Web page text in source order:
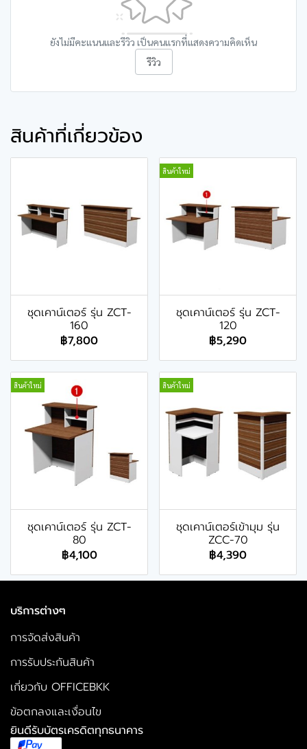
ยังไม่มีคะแนนและรีวิว เป็นคนแรกที่แสดงความคิดเห็น
รีวิว
สินค้าที่เกี่ยวข้อง
ชุดเคาน์เตอร์ รุ่น ZCT-
160
฿7,800
สินค้าใหม่
ชุดเคาน์เตอร์ รุ่น ZCT-
120
฿5,290
สินค้าใหม่
ชุดเคาน์เตอร์ รุ่น ZCT-
80
฿4,100
สินค้าใหม่
ชุดเคาน์เตอร์เข้ามุม รุ่น
ZCC-70
฿4,390
บริการต่างๆ
การจัดส่งสินค้า
การรับประกันสินค้า
เกี่ยวกับ OFFICEBKK
ข้อตกลงและเงื่อนไข
ยินดีรับบัตรเครดิตทุกธนาคาร